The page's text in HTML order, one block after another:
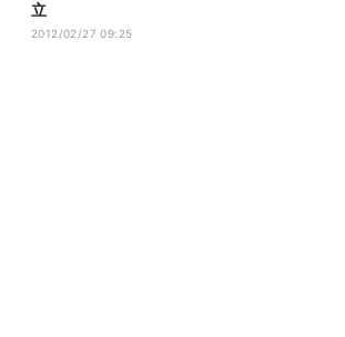
立
2012/02/27 09:25